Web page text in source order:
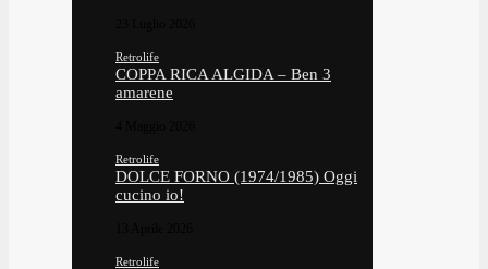
Retrolife
COPPA RICA ALGIDA – Ben 3
amarene
Retrolife
DOLCE FORNO (1974/1985) Oggi
cucino io!
Retrolife